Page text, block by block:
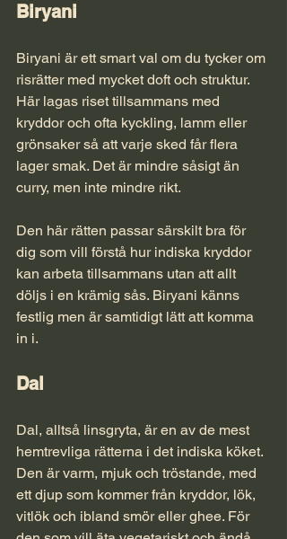
Biryani
Biryani är ett smart val om du tycker om
risrätter med mycket doft och struktur.
Här lagas riset tillsammans med
kryddor och ofta kyckling, lamm eller
grönsaker så att varje sked får flera
lager smak. Det är mindre såsigt än
curry, men inte mindre rikt.
Den här rätten passar särskilt bra för
dig som vill förstå hur indiska kryddor
kan arbeta tillsammans utan att allt
döljs i en krämig sås. Biryani känns
festlig men är samtidigt lätt att komma
in i.
Dal
Dal, alltså linsgryta, är en av de mest
hemtrevliga rätterna i det indiska köket.
Den är varm, mjuk och tröstande, med
ett djup som kommer från kryddor, lök,
vitlök och ibland smör eller ghee. För